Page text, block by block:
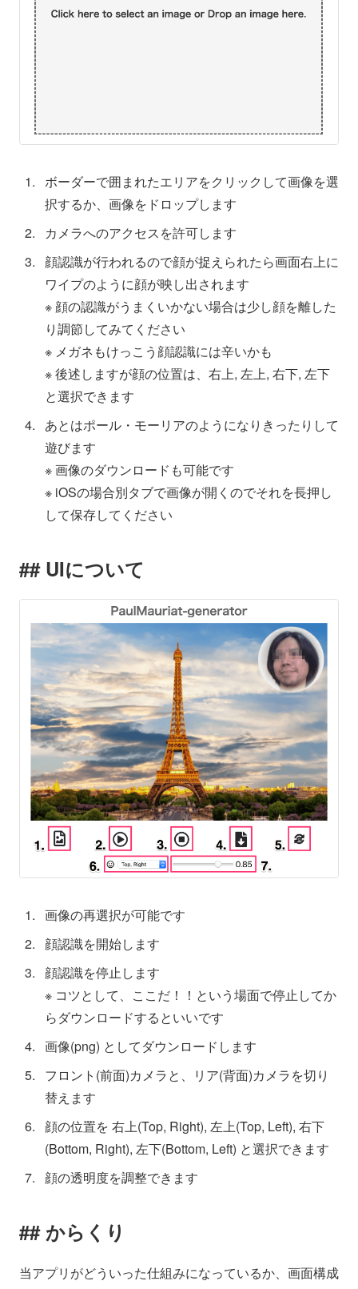
ボーダーで囲まれたエリアをクリックして画像を選
択するか、画像をドロップします
カメラへのアクセスを許可します
顔認識が行われるので顔が捉えられたら画面右上に
ワイプのように顔が映し出されます
※ 顔の認識がうまくいかない場合は少し顔を離した
り調節してみてください
※ メガネもけっこう顔認識には辛いかも
※ 後述しますが顔の位置は、右上, 左上, 右下, 左下
と選択できます
あとはポール・モーリアのようになりきったりして
遊びます
※ 画像のダウンロードも可能です
※ iOSの場合別タブで画像が開くのでそれを長押し
して保存してください
UIについて
画像の再選択が可能です
顔認識を開始します
顔認識を停止します
※ コツとして、ここだ！！という場面で停止してか
らダウンロードするといいです
画像(png) としてダウンロードします
フロント(前面)カメラと、リア(背面)カメラを切り
替えます
顔の位置を 右上(Top, Right), 左上(Top, Left), 右下
(Bottom, Right), 左下(Bottom, Left) と選択できます
顔の透明度を調整できます
からくり
当アプリがどういった仕組みになっているか、画面構成